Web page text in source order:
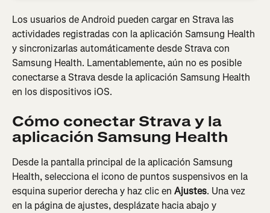
Los usuarios de Android pueden cargar en Strava las
actividades registradas con la aplicación Samsung Health
y sincronizarlas automáticamente desde Strava con
Samsung Health. Lamentablemente, aún no es posible
conectarse a Strava desde la aplicación Samsung Health
en los dispositivos iOS.
Cómo conectar Strava y la
aplicación Samsung Health
Desde la pantalla principal de la aplicación Samsung
Health, selecciona el icono de puntos suspensivos en la
esquina superior derecha y haz clic en Ajustes. Una vez
en la página de ajustes, desplázate hacia abajo y